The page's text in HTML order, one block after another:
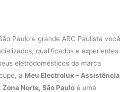
Paulo e grande ABC Paulista você
qualificados e experientes
eletrodomésticos da marca
a Meu Electrolux – Assistência
Norte, São Paulo é uma